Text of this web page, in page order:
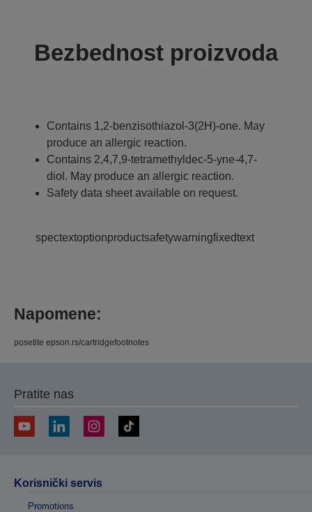
Bezbednost proizvoda
Contains 1,2-benzisothiazol-3(2H)-one. May
produce an allergic reaction.
Contains 2,4,7,9-tetramethyldec-5-yne-4,7-
diol. May produce an allergic reaction.
Safety data sheet available on request.
spectextoptionproductsafetywarningfixedtext
Napomene:
posetite epson.rs/cartridgefootnotes
Pratite nas
Korisnički servis
Promotions